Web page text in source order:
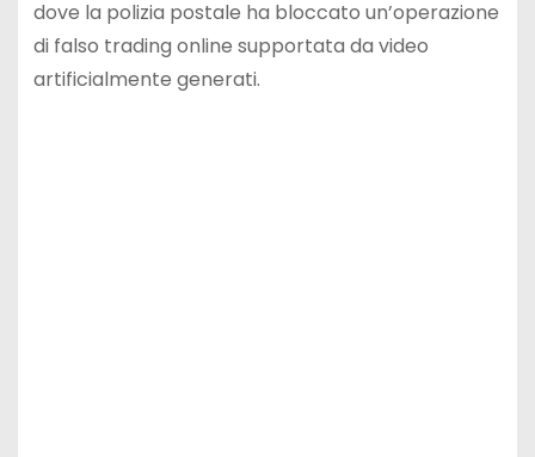
dove la polizia postale ha bloccato un’operazione
di falso trading online supportata da video
artificialmente generati.